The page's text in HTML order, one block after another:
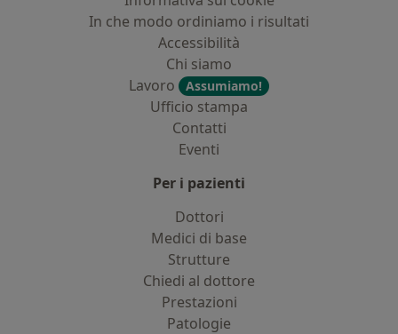
In che modo ordiniamo i risultati
Accessibilità
Chi siamo
Lavoro
Assumiamo!
Ufficio stampa
Contatti
Eventi
Per i pazienti
Dottori
Medici di base
Strutture
Chiedi al dottore
Prestazioni
Patologie